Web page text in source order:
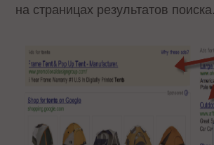
на страницах результатов поиска.